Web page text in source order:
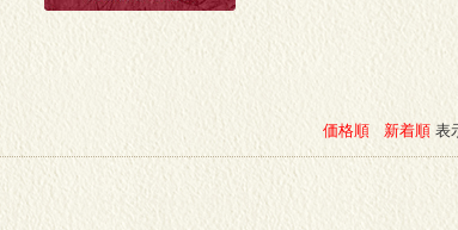
価格順 新着順 表